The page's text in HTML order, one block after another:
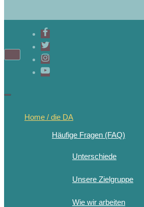
Navigations-
Navigations-
Home / die DA
Häufige Fragen (FAQ)
Unterschiede
Unsere Zielgruppe
Wie wir arbeiten